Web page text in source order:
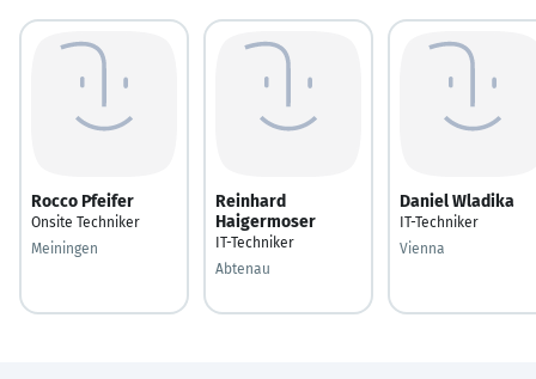
Rocco Pfeifer
Onsite Techniker
Meiningen
Reinhard
Haigermoser
IT-Techniker
Abtenau
Daniel Wladika
IT-Techniker
Vienna